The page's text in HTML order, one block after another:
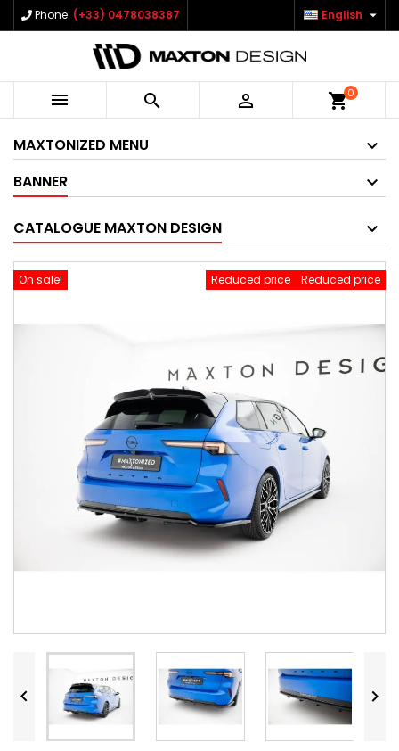
Phone: (+33) 0478038387 English 
   shopping_cart0
MAXTONIZED MENU
BANNER
CATALOGUE MAXTON DESIGN
On sale! Reduced price
Reduced price
 